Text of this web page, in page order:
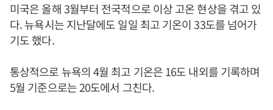
미국은 올해 3월부터 전국적으로 이상 고온 현상을 겪고 있
다. 뉴욕시는 지난달에도 일일 최고 기온이 33도를 넘어가
기도 했다.
통상적으로 뉴욕의 4월 최고 기온은 16도 내외를 기록하며
5월 기준으로는 20도에서 그친다.